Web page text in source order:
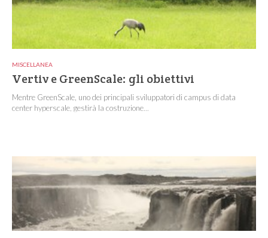
MISCELLANEA
Vertiv e GreenScale: gli obiettivi
Mentre GreenScale, uno dei principali sviluppatori di campus di data
center hyperscale, gestirà la costruzione...